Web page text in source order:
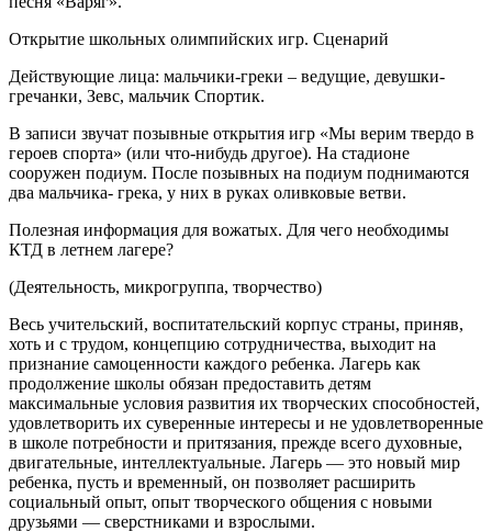
Открытие школьных олимпийских игр. Сценарий
Действующие лица: мальчики-греки – ведущие, девушки-
гречанки, Зевс, мальчик Спортик.
В записи звучат позывные открытия игр «Мы верим твердо в
героев спорта» (или что-нибудь другое). На стадионе
сооружен подиум. После позывных на подиум поднимаются
два мальчика- грека, у них в руках оливковые ветви.
Полезная информация для вожатых. Для чего необходимы
КТД в летнем лагере?
(Деятельность, микрогруппа, творчество)
Весь учительский, воспитательский корпус страны, приняв,
хоть и с трудом, концепцию сотрудничества, выходит на
признание самоценности каждого ребенка. Лагерь как
продолжение школы обязан предоставить детям
максимальные условия развития их творческих способностей,
удовлетворить их суверенные интересы и не удовлетворенные
в школе потребности и притязания, прежде всего духовные,
двигательные, интеллектуальные. Лагерь — это новый мир
ребенка, пусть и временный, он позволяет расширить
социальный опыт, опыт творческого общения с новыми
друзьями — сверстниками и взрослыми.